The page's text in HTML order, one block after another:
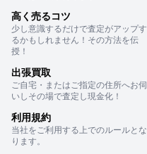
高く売るコツ
少し意識するだけで査定がアップす
るかもしれません！その方法を伝
授！
出張買取
ご自宅・またはご指定の住所へお伺
いしその場で査定し現金化！
利用規約
当社をご利用する上でのルールとな
ります。